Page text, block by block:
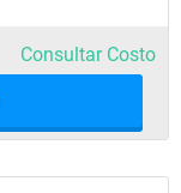
Consultar Costo